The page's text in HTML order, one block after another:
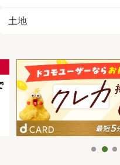
土地